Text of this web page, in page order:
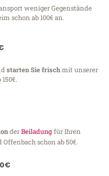
weniger Gegenstände
schon ab 100€ an.
starten Sie frischmit unserer
150€.
derBeiladungfür Ihren
schon ab 50€.